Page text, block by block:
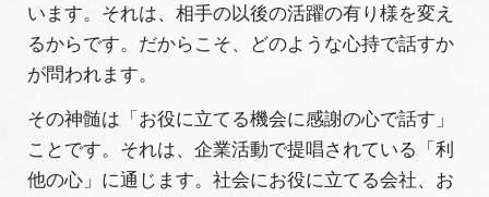
います。それは、相手の以後の活躍の有り様を変え
るからです。だからこそ、どのような心持で話すか
が問われます。
その神髄は「お役に立てる機会に感謝の心で話す」
ことです。それは、企業活動で提唱されている「利
他の心」に通じます。社会にお役に立てる会社、お